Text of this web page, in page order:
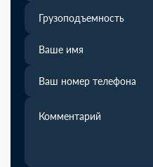
Грузоподъемность